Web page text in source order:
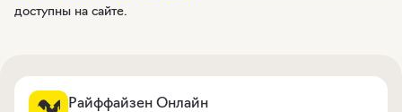
доступны на сайте.
Райффайзен Онлайн